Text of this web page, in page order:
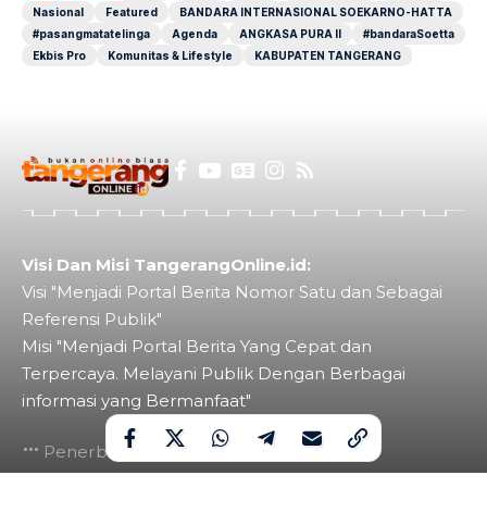
Nasional
Featured
BANDARA INTERNASIONAL SOEKARNO-HATTA
#pasangmatatelinga
Agenda ANGKASA PURA II
#bandaraSoetta
Ekbis Pro
Komunitas & Lifestyle KABUPATEN TANGERANG
Visi Dan Misi TangerangOnline.id:
Visi "Menjadi Portal Berita Nomor Satu dan Sebagai
Referensi Publik"
Misi "Menjadi Portal Berita Yang Cepat dan
Terpercaya. Melayani Publik Dengan Berbagai
informasi yang Bermanfaat"
Penerbit: PT Banten Media Sejahtera